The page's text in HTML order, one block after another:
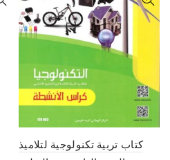
كتاب تربية تكنولوجية لتلاميذ